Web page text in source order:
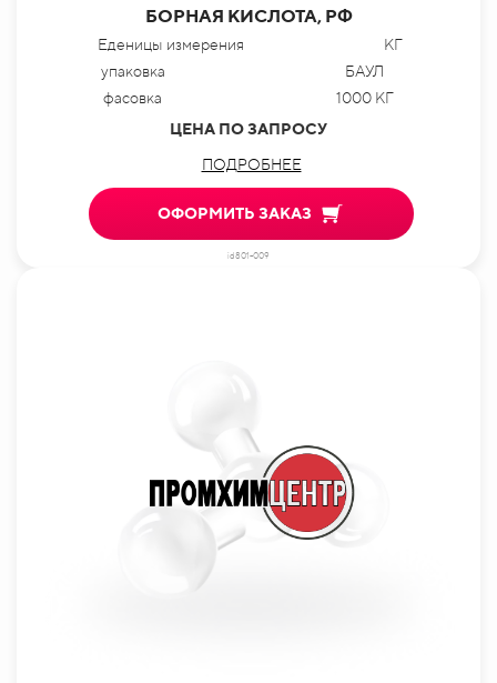
БОРНАЯ КИСЛОТА, РФ
Еденицы измерения
КГ
упаковка
БАУЛ
фасовка
1000 КГ
ЦЕНА ПО ЗАПРОСУ
ПОДРОБНЕЕ
ОФОРМИТЬ ЗАКАЗ
id801-009